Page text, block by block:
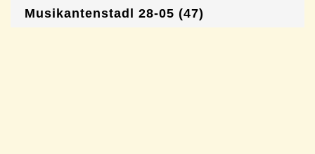
Musikantenstadl 28-05 (47)